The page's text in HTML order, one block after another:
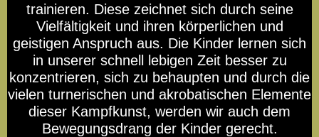
Kinder Kampfkunst 5 -13
Jahre
Unsere Feste
trainieren. Diese zeichnet sich durch seine
Vielfältigkeit und ihren körperlichen und
geistigen Anspruch aus. Die Kinder lernen sich
in unserer schnell lebigen Zeit besser zu
konzentrieren, sich zu behaupten und durch die
vielen turnerischen und akrobatischen Elemente
dieser Kampfkunst, werden wir auch dem
Bewegungsdrang der Kinder gerecht.